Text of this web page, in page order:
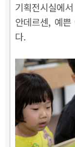
기획전시실에
안데르센, 예
다.